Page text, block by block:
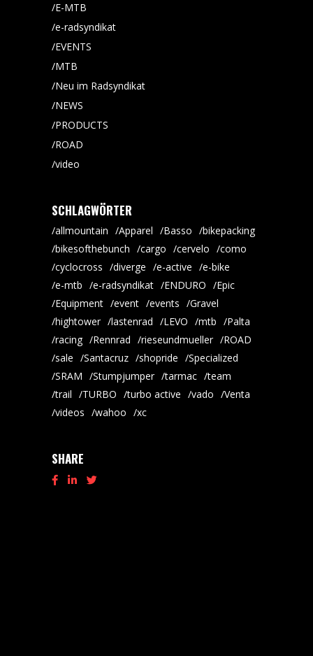
E-MTB
e-radsyndikat
EVENTS
MTB
Neu im Radsyndikat
NEWS
PRODUCTS
ROAD
video
SCHLAGWÖRTER
allmountain Apparel Basso
bikepacking
bikesofthebunch
cargo cervelo
como
cyclocross
diverge e-active
e-bike
e-mtb
e-radsyndikat ENDURO
Epic
Equipment
event events
Gravel
hightower
lastenrad LEVO mtb
Palta
racing
Rennrad rieseundmueller
ROAD
sale
Santacruz shopride
Specialized
SRAM
Stumpjumper tarmac
team
trail
TURBO turbo active vado
Venta
videos
wahoo xc
SHARE